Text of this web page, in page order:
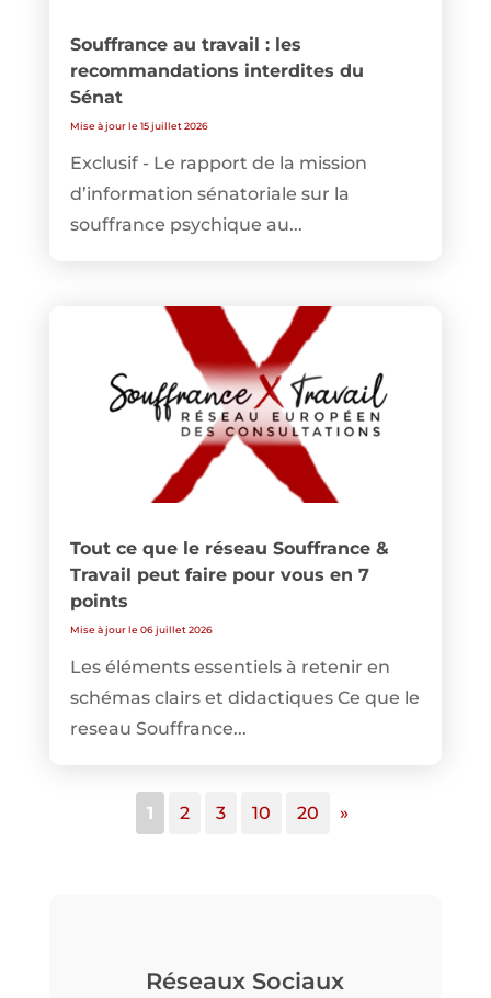
Souffrance au travail : les
recommandations interdites du
Sénat
Mise à jour le 15 juillet 2026
Exclusif - Le rapport de la mission
d’information sénatoriale sur la
souffrance psychique au...
Tout ce que le réseau Souffrance &
Travail peut faire pour vous en 7
points
Mise à jour le 06 juillet 2026
Les éléments essentiels à retenir en
schémas clairs et didactiques Ce que le
reseau Souffrance...
1 2 3 10 20 »
Réseaux Sociaux